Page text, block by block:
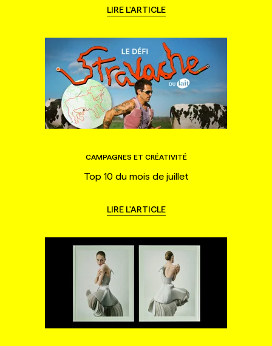
LIRE L'ARTICLE
CAMPAGNES ET CRÉATIVITÉ
Top 10 du mois de juillet
LIRE L'ARTICLE